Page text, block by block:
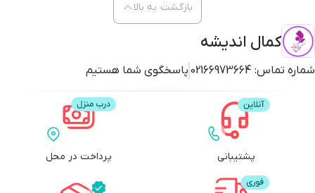
کمال اندیشه
شماره تماس: 02166973664 پاسخگوی شما هستیم
بازگشت به بالا
پشتیبانی پرداخت در محل